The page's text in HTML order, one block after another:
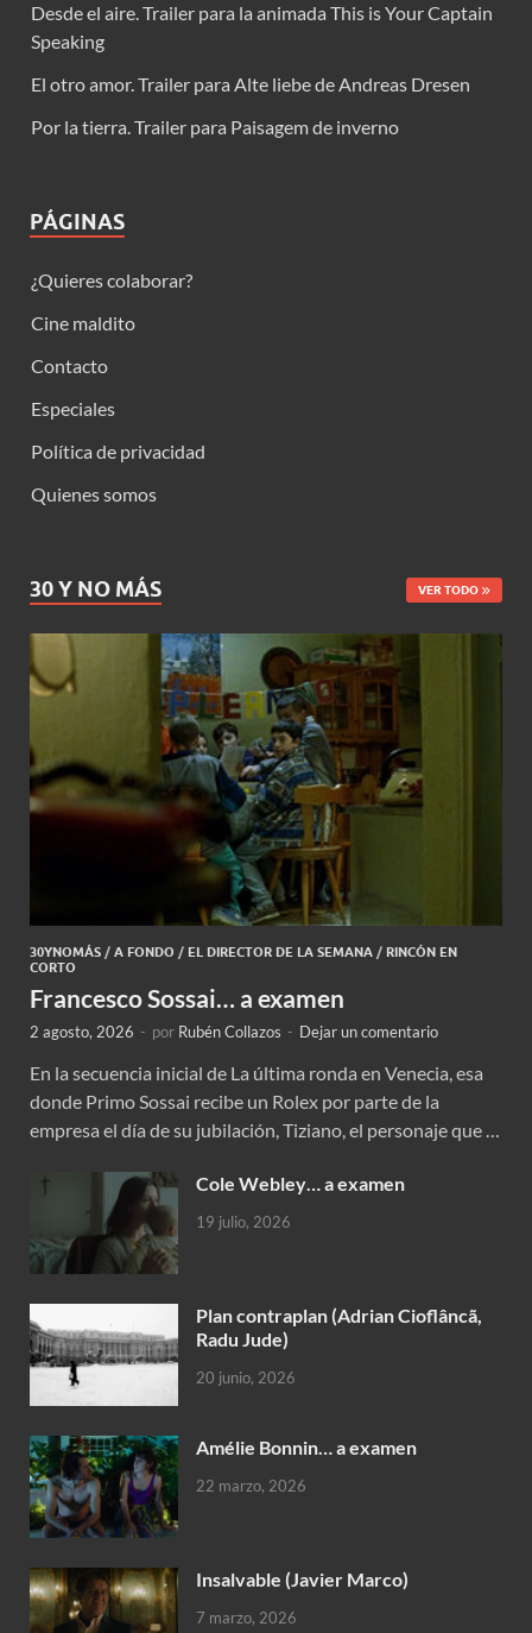
Desde el aire. Trailer para la animada This is Your Captain
Speaking
El otro amor. Trailer para Alte liebe de Andreas Dresen
Por la tierra. Trailer para Paisagem de inverno
PÁGINAS
¿Quieres colaborar?
Cine maldito
Contacto
Especiales
Política de privacidad
Quienes somos
30 Y NO MÁS VER TODO
30YNOMÁS / A FONDO / EL DIRECTOR DE LA SEMANA / RINCÓN EN
CORTO
Francesco Sossai… a examen
2 agosto, 2026 - por Rubén Collazos - Dejar un comentario
En la secuencia inicial de La última ronda en Venecia, esa
donde Primo Sossai recibe un Rolex por parte de la
empresa el día de su jubilación, Tiziano, el personaje que …
Cole Webley… a examen
19 julio, 2026
Plan contraplan (Adrian Cioflâncã,
Radu Jude)
20 junio, 2026
Amélie Bonnin… a examen
22 marzo, 2026
Insalvable (Javier Marco)
7 marzo, 2026